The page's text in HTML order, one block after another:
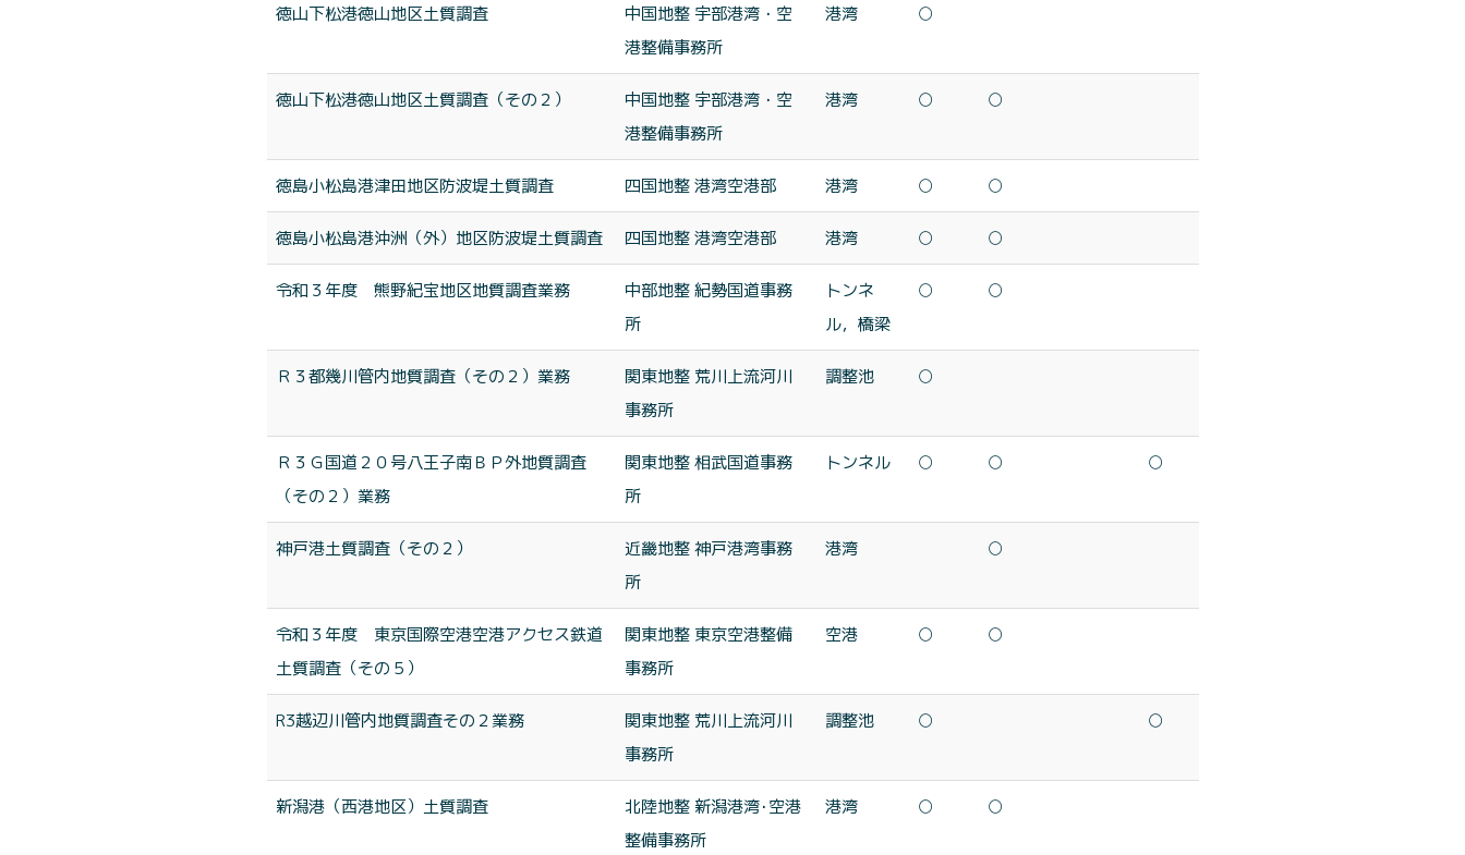
徳山下松港徳山地区土質調査
中国地整 宇部港湾・空
港整備事務所
港湾 ○
徳山下松港徳山地区土質調査（その２）
中国地整 宇部港湾・空
港整備事務所
港湾 ○ ○
徳島小松島港津田地区防波堤土質調査 四国地整 港湾空港部 港湾 ○ ○
徳島小松島港沖洲（外）地区防波堤土質調査 四国地整 港湾空港部 港湾 ○ ○
令和３年度 熊野紀宝地区地質調査業務
中部地整 紀勢国道事務
所
トンネ
ル，橋梁
○ ○
Ｒ３都幾川管内地質調査（その２）業務
関東地整 荒川上流河川
事務所
調整池 ○
Ｒ３Ｇ国道２０号八王子南ＢＰ外地質調査
（その２）業務
関東地整 相武国道事務
所
トンネル ○ ○ ○
神戸港土質調査（その２）
近畿地整 神戸港湾事務
所
港湾 ○
令和３年度 東京国際空港空港アクセス鉄道
土質調査（その５）
関東地整 東京空港整備
事務所
空港 ○ ○
R3越辺川管内地質調査その２業務
関東地整 荒川上流河川
事務所
調整池 ○ ○
新潟港（西港地区）土質調査
北陸地整 新潟港湾･空港
整備事務所
港湾 ○ ○